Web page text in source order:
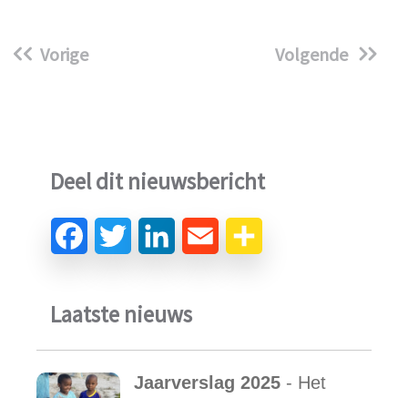
Vorige Volgende
Deel dit nieuwsbericht
Laatste nieuws
Jaarverslag 2025 - Het